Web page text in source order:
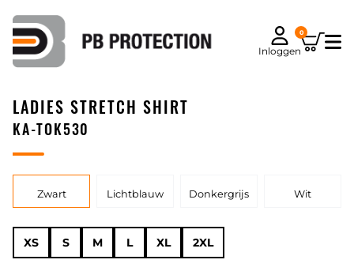
Inloggen
0
LADIES STRETCH SHIRT
KA-TOK530
Zwart Lichtblauw Donkergrijs Wit
XS S M L XL 2XL